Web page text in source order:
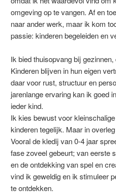
omgeving op te vangen. Af en
naar ander werk, maar ik kom
passie: kinderen begeleiden en
Ik bied thuisopvang bij
Kinderen blijven in hun eigen
daar voor rust, structuur en
jarenlange ervaring kan ik goed
ieder kind.
Ik kies bewust voor
kinderen tegelijk. Maar in
Vooral de kledij van 0-4 jaar
fase zoveel gebeurt; van eerste
en de ontdekking van spel en
vind ik geweldig en ik stimuleer
te ontdekken.